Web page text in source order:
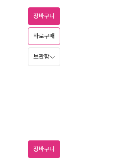
장바구니
바로구매
보관함
장바구니